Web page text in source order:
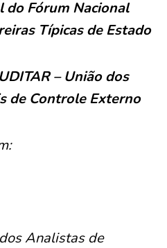
do Fórum Nacional
Típicas de Estado
– União dos
de Controle Externo
Analistas de